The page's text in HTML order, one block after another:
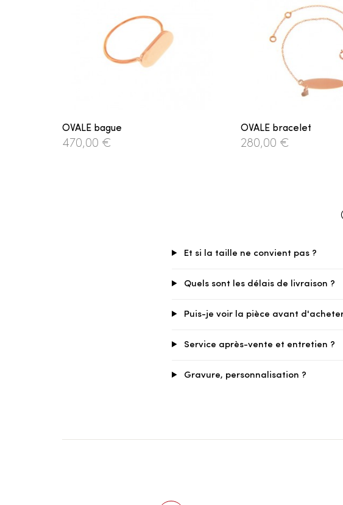
OVALE bague
470,00 €
OVALE bracelet
280,00 €
Et si la taille ne convient pas ?
Quels sont les délais de livraison ?
Puis-je voir la pièce avant
Service après-vente et entretien ?
Gravure, personnalisation ?